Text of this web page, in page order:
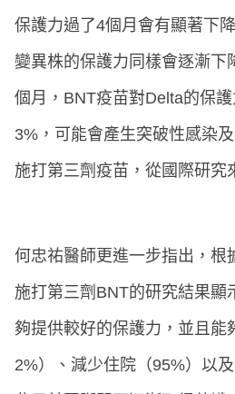
保護力過了4個月會有顯著下
變異株的保護力同樣會逐漸下
個月，BNT疫苗對Delta的保
3%，可能會產生突破性感染
施打第三劑疫苗，從國際研究
何忠祐醫師更進一步指出，根
施打第三劑BNT的研究結果顯
夠提供較好的保護力，並且能
2%）、減少住院（95%）以